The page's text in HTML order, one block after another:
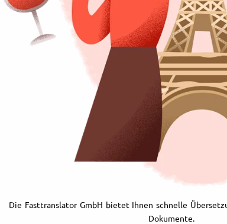
Die Fasttranslator GmbH bietet Ihnen schnelle
Dokumente.